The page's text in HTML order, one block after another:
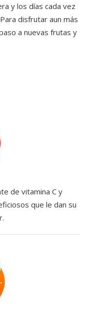
y los días cada vez
disfrutar aun más
a nuevas frutas y
de vitamina C y
que le dan su